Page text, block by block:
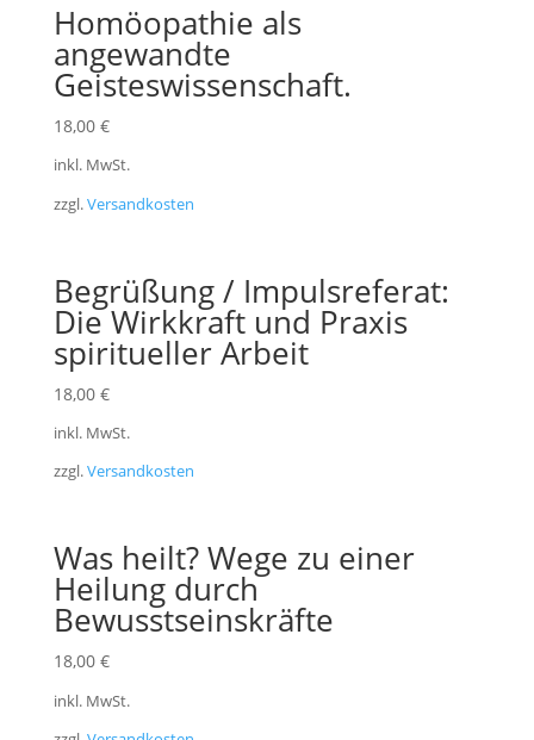
Homöopathie als
angewandte
Geisteswissenschaft.
18,00 €
inkl. MwSt.
zzgl.Versandkosten
Begrüßung / Impulsreferat:
Die Wirkkraft und Praxis
spiritueller Arbeit
18,00 €
inkl. MwSt.
zzgl.Versandkosten
Was heilt? Wege zu einer
Heilung durch
Bewusstseinskräfte
18,00 €
inkl. MwSt.